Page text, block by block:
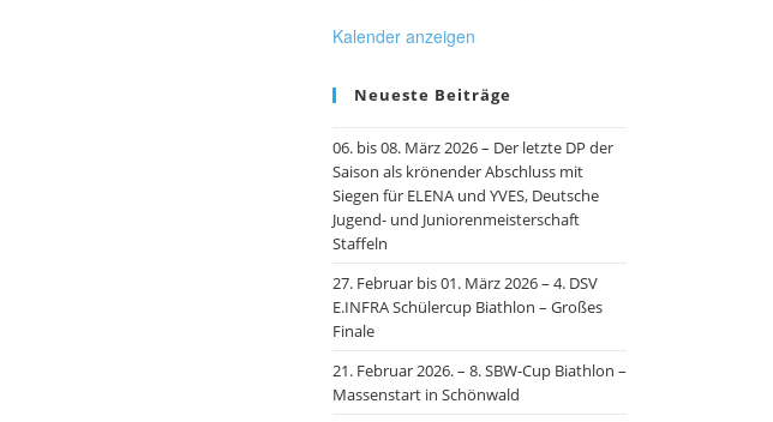
Kalender anzeigen
Neueste Beiträge
06. bis 08. März 2026 – Der letzte DP der
Saison als krönender Abschluss mit
Siegen für ELENA und YVES, Deutsche
Jugend- und Juniorenmeisterschaft
Staffeln
27. Februar bis 01. März 2026 – 4. DSV
E.INFRA Schülercup Biathlon – Großes
Finale
21. Februar 2026. – 8. SBW-Cup Biathlon –
Massenstart in Schönwald